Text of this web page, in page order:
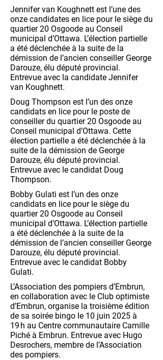
Jennifer van Koughnett est l’une des
onze candidates en lice pour le siège du
quartier 20 Osgoode au Conseil
municipal d’Ottawa. L’élection partielle
a été déclenchée à la suite de la
démission de l’ancien conseiller George
Darouze, élu député provincial.
Entrevue avec la candidate Jennifer
van Koughnett.
Doug Thompson est l’un des onze
candidats en lice pour le poste de
conseiller du quartier 20 Osgoode au
Conseil municipal d’Ottawa. Cette
élection partielle a été déclenchée à la
suite de la démission de George
Darouze, élu député provincial.
Entrevue avec le candidat Doug
Thompson.
Bobby Gulati est l’un des onze
candidats en lice pour le siège du
quartier 20 Osgoode au Conseil
municipal d’Ottawa. L’élection partielle
a été déclenchée à la suite de la
démission de l’ancien conseiller George
Darouze, élu député provincial.
Entrevue avec le candidat Bobby
Gulati.
L’Association des pompiers d’Embrun,
en collaboration avec le Club optimiste
d’Embrun, organise la troisième édition
de sa soirée bingo le 10 juin 2025 à
19 h au Centre communautaire Camille
Piché à Embrun. Entrevue avec Hugo
Desrochers, membre de l’Association
des pompiers.